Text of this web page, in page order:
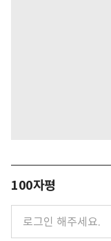
100자평